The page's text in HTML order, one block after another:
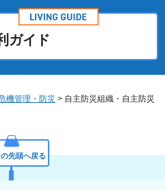
ガイド
機管理・防災 > 自主防災組織・自主防災
先頭へ戻る